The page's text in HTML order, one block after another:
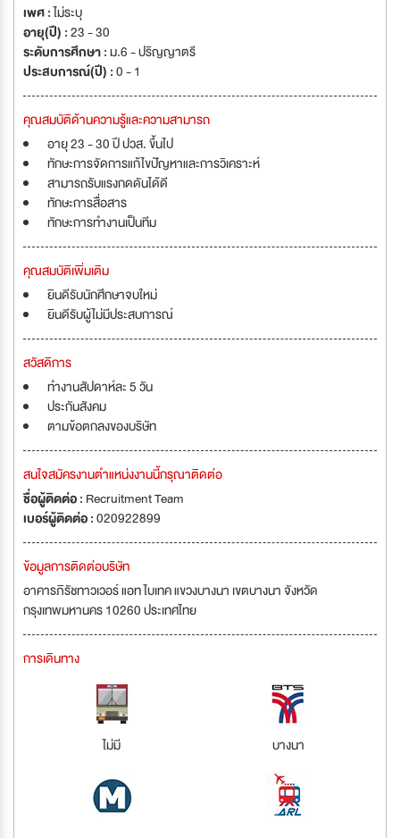
เพศ :ไม่ระบุ
อายุ(ปี) :23 - 30
ระดับการศึกษา :ม.6 - ปริญญาตรี
ประสบการณ์(ปี) :0 - 1
คุณสมบัติด้านความรู้และความสามารถ
อายุ 23 - 30 ปี ปวส. ขึ้นไป
ทักษะการจัดการแก้ไขปัญหาและการวิเคราะห์
สามารถรับแรงกดดันได้ดี
ทักษะการสื่อสาร
ทักษะการทำงานเป็นทีม
คุณสมบัติเพิ่มเติม
ยินดีรับนักศึกษาจบใหม่
ยินดีรับผู้ไม่มีประสบการณ์
สวัสดิการ
ทำงานสัปดาห์ละ 5 วัน
ประกันสังคม
ตามข้อตกลงของบริษัท
สนใจสมัครงานตำแหน่งงานนี้กรุณาติดต่อ
ชื่อผู้ติดต่อ : Recruitment Team
เบอร์ผู้ติดต่อ :020922899
ข้อมูลการติดต่อบริษัท
อาคารภิรัชทาวเวอร์ แอท ไบเทค แขวงบางนา เขตบางนา จังหวัด
กรุงเทพมหานคร 10260 ประเทศไทย
การเดินทาง
ไม่มี บางนา